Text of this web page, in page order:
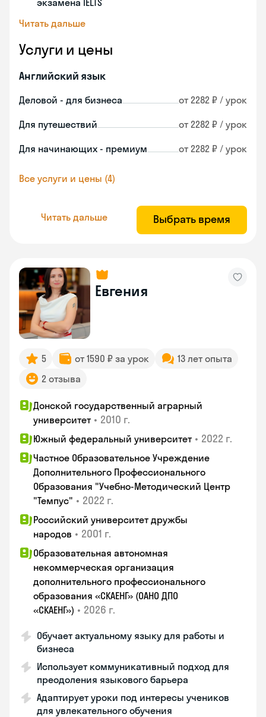
экзамена IELTS
Читать дальше
Услуги и цены
Английский язык
Деловой - для бизнеса от 2282 ₽ / урок
Для путешествий от 2282 ₽ / урок
Для начинающих - премиум от 2282 ₽ / урок
Все услуги и цены (4)
Читать дальше Выбрать время
Евгения
5 от 1590 ₽ за урок
13 лет опыта
2 отзыва
Донской государственный аграрный
университет • 2010 г.
Южный федеральный университет • 2022 г.
Частное Образовательное Учреждение
Дополнительного Профессионального
Образования "Учебно-Методический Центр
"Темпус" • 2022 г.
Российский университет дружбы
народов • 2001 г.
Образовательная автономная
некоммерческая организация
дополнительного профессионального
образования «СКАЕНГ» (ОАНО ДПО
«СКАЕНГ») • 2026 г.
Обучает актуальному языку для работы и
бизнеса
Использует коммуникативный подход для
преодоления языкового барьера
Адаптирует уроки под интересы учеников
для увлекательного обучения